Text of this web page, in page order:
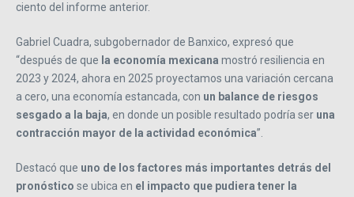
ciento del informe anterior.
Gabriel Cuadra, subgobernador de Banxico, expresó que
“después de que la economía mexicana mostró resiliencia en
2023 y 2024, ahora en 2025 proyectamos una variación cercana
a cero, una economía estancada, con un balance de riesgos
sesgado a la baja, en donde un posible resultado podría ser una
contracción mayor de la actividad económica”.
Destacó que uno de los factores más importantes detrás del
pronóstico se ubica en el impacto que pudiera tener la